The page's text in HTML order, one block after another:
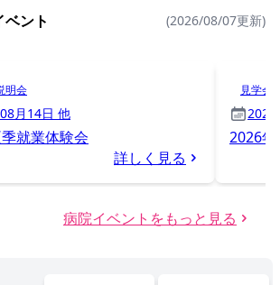
ント (2026/08/07更新)
明会
月14日 他
就業体験会
詳しく見る
見学会
2026
2026
病院イベントをもっと見る